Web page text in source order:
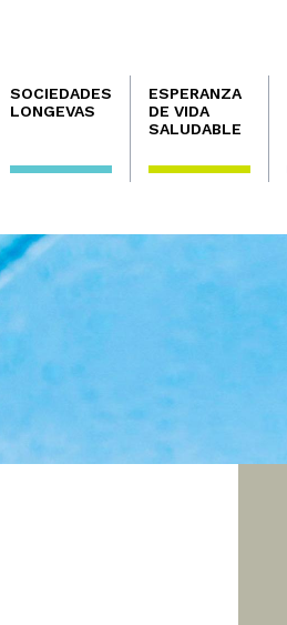
Navegación
principal
SOCIEDADES
LONGEVAS
ESPERANZA
DE VIDA
SALUDABLE